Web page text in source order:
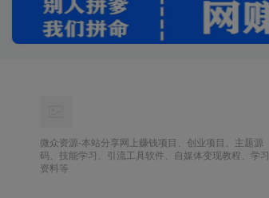
微众资源-本站分享网上赚钱项目、创业项目、主题源
码、技能学习、引流工具软件、自媒体变现教程、学习
资料等